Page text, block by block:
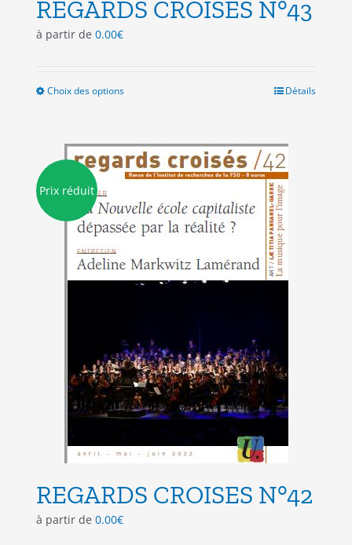
REGARDS CROISES N°43
à partir de 0.00€
Choix des optionsCe
plusieurs
variations.
Les
peuvent
être
sur
la
Détails
Prix réduit
REGARDS CROISES N°42
à partir de 0.00€